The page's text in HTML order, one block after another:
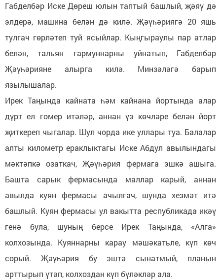
Габделбәр Иске Дөреш юлын таптый башлый, җәяү дә
элдерә, машина белән дә килә. Җәүһәриягә 20 яшь
тулгач гөрләтеп туй ясыйлар. Кыңгыраулы пар атлар
белән, тальян гармуннарны уйнатып, Габделбәр
Җәүһәрияне алырга килә. Минзәләгә барып
язылышалар.
Ирек Таңында кайната һәм кайнана йортында алар
дүрт ел гомер итәләр, аннан үз көчләре белән йорт
җиткереп чыгалар. Шул чорда ике уллары туа. Балалар
алты километр ераклыктагы Иске Абдул авылындагы
мәктәпкә озаткач, Җәүһәрия фермага эшкә ашыга.
Башта сарык фермасында маллар карый, аннан
авылда куян фермасы ачылгач, шунда хезмәт итә
башлый. Куян фермасы ул вакытта республикада икәү
генә була, шуның берсе Ирек Таңында, «Алга»
колхозында. Куяннарны карау мәшәкатьле, күп көч
сорый. Җәүһәрия бу эштә сынатмый, планын
арттырып үтәп, колхоздан күп бүләкләр ала.